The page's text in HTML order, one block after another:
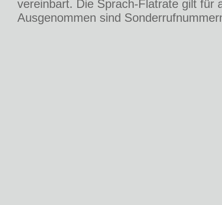
vereinbart. Die Sprach-Flatrate gilt für
Ausgenommen sind